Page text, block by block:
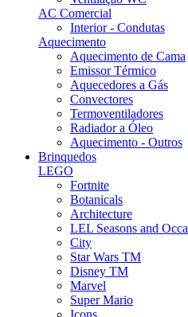
AC Comercial
Interior - Condutas
Aquecimento
Aquecimento de Cama
Emissor Térmico
Aquecedores a Gás
Convectores
Termoventiladores
Radiador a Óleo
Aquecimento - Outros
Brinquedos
LEGO
Fortnite
Botanicals
Architecture
LEL Seasons and Occa
City
Star Wars TM
Disney TM
Marvel
Super Mario
Icons